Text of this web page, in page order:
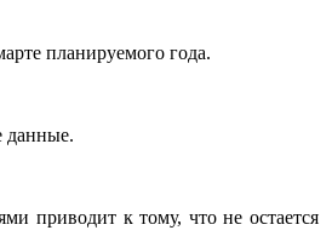
планируемого года.
данные.
приводит к тому, что не остается